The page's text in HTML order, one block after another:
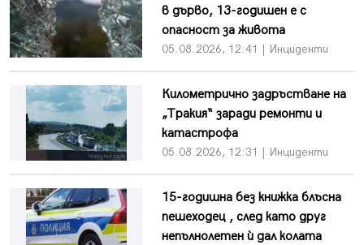
в дърво, 13-годишен е с
опасност за живота
05.08.2026, 12:41 | Инциденти
Километрично задръстване на
„Тракия“ заради ремонти и
катастрофа
05.08.2026, 12:31 | Инциденти
15-годишна без книжка блъсна
пешеходец , след като друг
непълнолетен ѝ дал колата